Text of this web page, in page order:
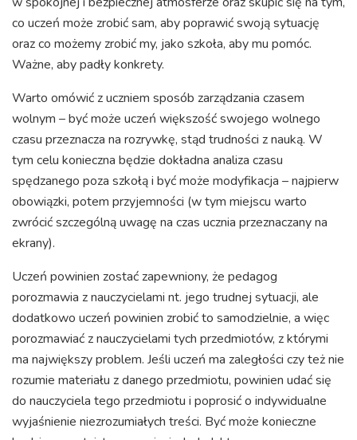
co uczeń może zrobić sam, aby poprawić swoją sytuację
oraz co możemy zrobić my, jako szkoła, aby mu pomóc.
Ważne, aby padły konkrety.
Warto omówić z uczniem sposób zarządzania czasem
wolnym – być może uczeń większość swojego wolnego
czasu przeznacza na rozrywkę, stąd trudności z nauką. W
tym celu konieczna będzie dokładna analiza czasu
spędzanego poza szkołą i być może modyfikacja – najpierw
obowiązki, potem przyjemności (w tym miejscu warto
zwrócić szczególną uwagę na czas ucznia przeznaczany na
ekrany).
Uczeń powinien zostać zapewniony, że pedagog
porozmawia z nauczycielami nt. jego trudnej sytuacji, ale
dodatkowo uczeń powinien zrobić to samodzielnie, a więc
porozmawiać z nauczycielami tych przedmiotów, z którymi
ma największy problem. Jeśli uczeń ma zaległości czy też nie
rozumie materiału z danego przedmiotu, powinien udać się
do nauczyciela tego przedmiotu i poprosić o indywidualne
wyjaśnienie niezrozumiałych treści. Być może konieczne